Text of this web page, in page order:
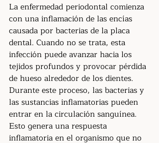
La enfermedad periodontal comienza
con una inflamación de las encías
causada por bacterias de la placa
dental. Cuando no se trata, esta
infección puede avanzar hacia los
tejidos profundos y provocar pérdida
de hueso alrededor de los dientes.
Durante este proceso, las bacterias y
las sustancias inflamatorias pueden
entrar en la circulación sanguínea.
Esto genera una respuesta
inflamatoria en el organismo que no